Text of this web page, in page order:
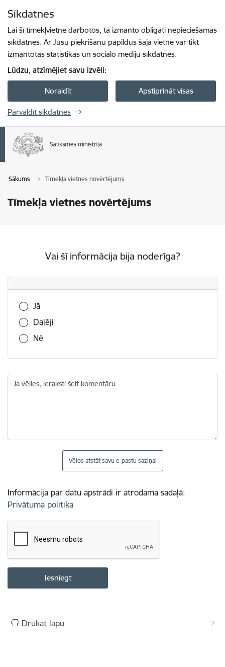
Sīkdatnes
Lai šī tīmekļvietne darbotos, tā izmanto obligāti nepieciešamās
sīkdatnes. Ar Jūsu piekrišanu papildus šajā vietnē var tikt
izmantotas statistikas un sociālo mediju sīkdatnes.
Lūdzu, atzīmējiet savu izvēli:
Noraidīt Apstiprināt visas
Pārvaldīt sīkdatnes
Sākums Tīmekļa vietnes novērtējums
Tīmekļa vietnes novērtējums
Vai šī informācija bija noderīga?
Vai šī informācija bija noderīga?
Jā
Daļēji
Nē
Ja vēlies, ieraksti šeit komentāru
Vēlos atstāt savu e-pastu saziņai
Informācija par datu apstrādi ir atrodama sadaļā:
Privātuma politika
Drukāt lapu